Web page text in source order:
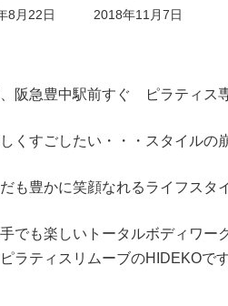
8月22日
最
時
2018年11月7日
阪急豊中駅前すぐ ピラティス
くすごしたい・・・スタイルの
も豊かに笑顔なれるライフスタ
でも楽しいトータルボディワー
ラティスリムーブのHIDEKOで